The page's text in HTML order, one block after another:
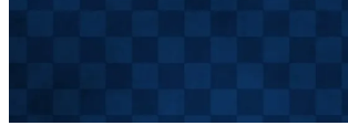
調査の種類で選ぶ